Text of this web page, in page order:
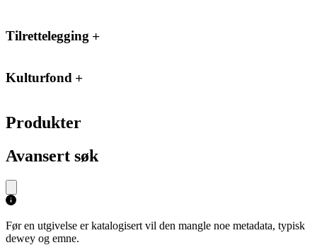
Tilrettelegging
Kulturfond
Produkter
Avansert søk
Før en utgivelse er katalogisert vil den mangle noe metadata, typisk
dewey og emne.